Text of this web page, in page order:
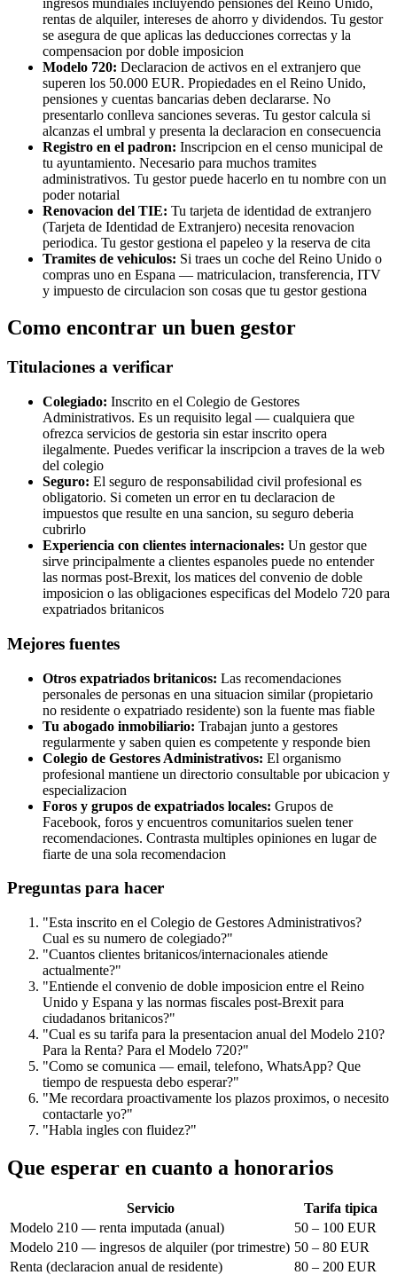
rentas de alquiler, intereses de ahorro y dividendos. Tu gestor
se asegura de que aplicas las deducciones correctas y la
compensacion por doble imposicion
Modelo 720: Declaracion de activos en el extranjero que
superen los 50.000 EUR. Propiedades en el Reino Unido,
pensiones y cuentas bancarias deben declararse. No
presentarlo conlleva sanciones severas. Tu gestor calcula si
alcanzas el umbral y presenta la declaracion en consecuencia
Registro en el padron: Inscripcion en el censo municipal de
tu ayuntamiento. Necesario para muchos tramites
administrativos. Tu gestor puede hacerlo en tu nombre con un
poder notarial
Renovacion del TIE: Tu tarjeta de identidad de extranjero
(Tarjeta de Identidad de Extranjero) necesita renovacion
periodica. Tu gestor gestiona el papeleo y la reserva de cita
Tramites de vehiculos: Si traes un coche del Reino Unido o
compras uno en Espana — matriculacion, transferencia, ITV
y impuesto de circulacion son cosas que tu gestor gestiona
Como encontrar un buen gestor
Titulaciones a verificar
Colegiado: Inscrito en el Colegio de Gestores
Administrativos. Es un requisito legal — cualquiera que
ofrezca servicios de gestoria sin estar inscrito opera
ilegalmente. Puedes verificar la inscripcion a traves de la web
del colegio
Seguro: El seguro de responsabilidad civil profesional es
obligatorio. Si cometen un error en tu declaracion de
impuestos que resulte en una sancion, su seguro deberia
cubrirlo
Experiencia con clientes internacionales: Un gestor que
sirve principalmente a clientes espanoles puede no entender
las normas post-Brexit, los matices del convenio de doble
imposicion o las obligaciones especificas del Modelo 720 para
expatriados britanicos
Mejores fuentes
Otros expatriados britanicos: Las recomendaciones
personales de personas en una situacion similar (propietario
no residente o expatriado residente) son la fuente mas fiable
Tu abogado inmobiliario: Trabajan junto a gestores
regularmente y saben quien es competente y responde bien
Colegio de Gestores Administrativos: El organismo
profesional mantiene un directorio consultable por ubicacion y
especializacion
Foros y grupos de expatriados locales: Grupos de
Facebook, foros y encuentros comunitarios suelen tener
recomendaciones. Contrasta multiples opiniones en lugar de
fiarte de una sola recomendacion
Preguntas para hacer
"Esta inscrito en el Colegio de Gestores Administrativos?
Cual es su numero de colegiado?"
"Cuantos clientes britanicos/internacionales atiende
actualmente?"
"Entiende el convenio de doble imposicion entre el Reino
Unido y Espana y las normas fiscales post-Brexit para
ciudadanos britanicos?"
"Cual es su tarifa para la presentacion anual del Modelo 210?
Para la Renta? Para el Modelo 720?"
"Como se comunica — email, telefono, WhatsApp? Que
tiempo de respuesta debo esperar?"
"Me recordara proactivamente los plazos proximos, o necesito
contactarle yo?"
"Habla ingles con fluidez?"
Que esperar en cuanto a honorarios
Servicio
Tarifa tipica
Modelo 210 — renta imputada (anual)
50 – 100 EUR
Modelo 210 — ingresos de alquiler (por trimestre) 50 – 80 EUR
Renta (declaracion anual de residente)
80 – 200 EUR